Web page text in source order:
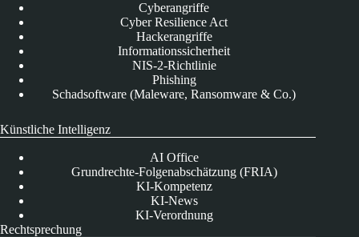
Cyberangriffe
Cyber Resilience Act
Hackerangriffe
Informationssicherheit
NIS-2-Richtlinie
Phishing
Schadsoftware (Maleware, Ransomware & Co.)
Künstliche Intelligenz
AI Office
Grundrechte-Folgenabschätzung (FRIA)
KI-Kompetenz
KI-News
KI-Verordnung
Rechtsprechung